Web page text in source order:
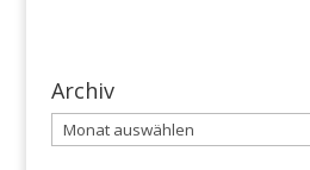
Archiv
Archiv